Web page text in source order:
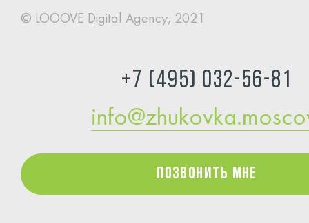
© LOOOVE Digital Agency, 2021
Позвонить мне
+7 (495) 032-56-81